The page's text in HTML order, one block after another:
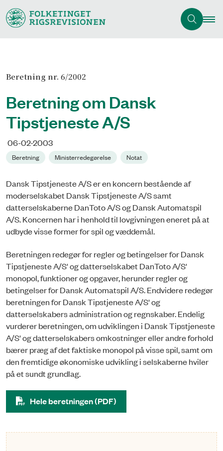
Beretning nr. 6/2002
Beretning om Dansk
Tipstjeneste A/S
06-02-2003
Beretning Ministerredegørelse Notat
Dansk Tipstjeneste A/S er en koncern bestående af
moderselskabet Dansk Tipstjeneste A/S samt
datterselskaberne DanToto A/S og Dansk Automatspil
A/S. Koncernen har i henhold til lovgivningen eneret på at
udbyde visse former for spil og væddemål.
Beretningen redegør for regler og betingelser for Dansk
Tipstjeneste A/S' og datterselskabet DanToto A/S'
monopol, funktioner og opgaver, herunder regler og
betingelser for Dansk Automatspil A/S. Endvidere redegør
beretningen for Dansk Tipstjeneste A/S' og
datterselskabers administration og regnskaber. Endelig
vurderer beretningen, om udviklingen i Dansk Tipstjeneste
A/S' og datterselskabers omkostninger eller andre forhold
bærer præg af det faktiske monopol på visse spil, samt om
den fremtidige økonomiske udvikling i selskaberne hviler
på et sundt grundlag.
Hele beretningen (PDF)